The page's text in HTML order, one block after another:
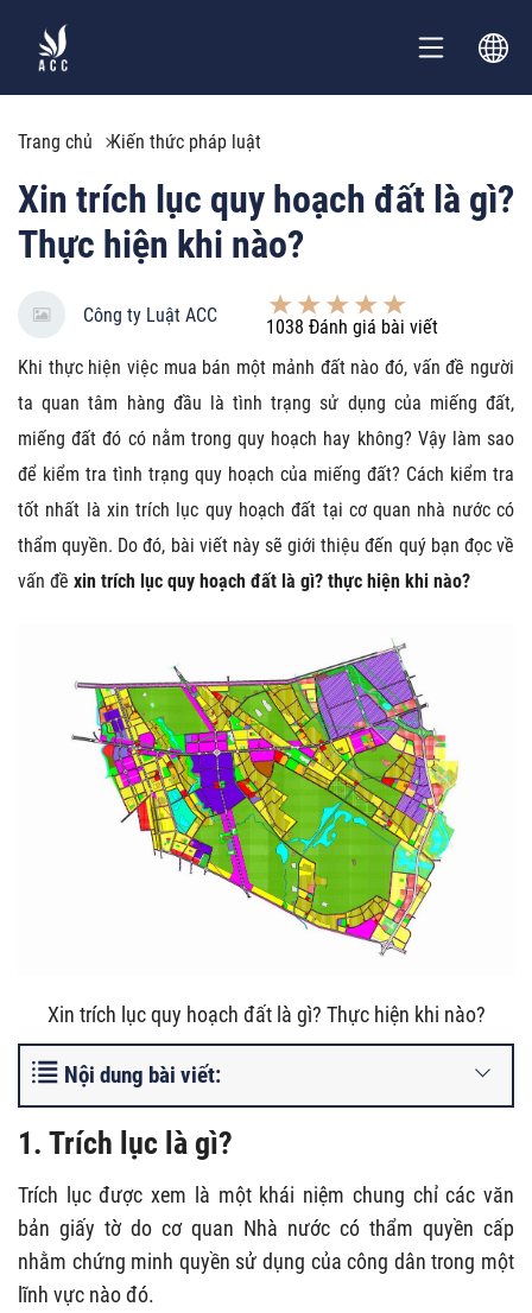
Trang chủ Kiến thức pháp luật
Xin trích lục quy hoạch đất là gì?
Thực hiện khi nào?
Công ty Luật ACC
1038 Đánh giá bài viết
Khi thực hiện việc mua bán một mảnh đất nào đó, vấn đề người
ta quan tâm hàng đầu là tình trạng sử dụng của miếng đất,
miếng đất đó có nằm trong quy hoạch hay không? Vậy làm sao
để kiểm tra tình trạng quy hoạch của miếng đất? Cách kiểm tra
tốt nhất là xin trích lục quy hoạch đất tại cơ quan nhà nước có
thẩm quyền. Do đó, bài viết này sẽ giới thiệu đến quý bạn đọc về
vấn đề xin trích lục quy hoạch đất là gì? thực hiện khi nào?
Xin trích lục quy hoạch đất là gì? Thực hiện khi nào?
Nội dung bài viết:
1. Trích lục là gì?
Trích lục được xem là một khái niệm chung chỉ các văn
bản giấy tờ do cơ quan Nhà nước có thẩm quyền cấp
nhằm chứng minh quyền sử dụng của công dân trong một
lĩnh vực nào đó.